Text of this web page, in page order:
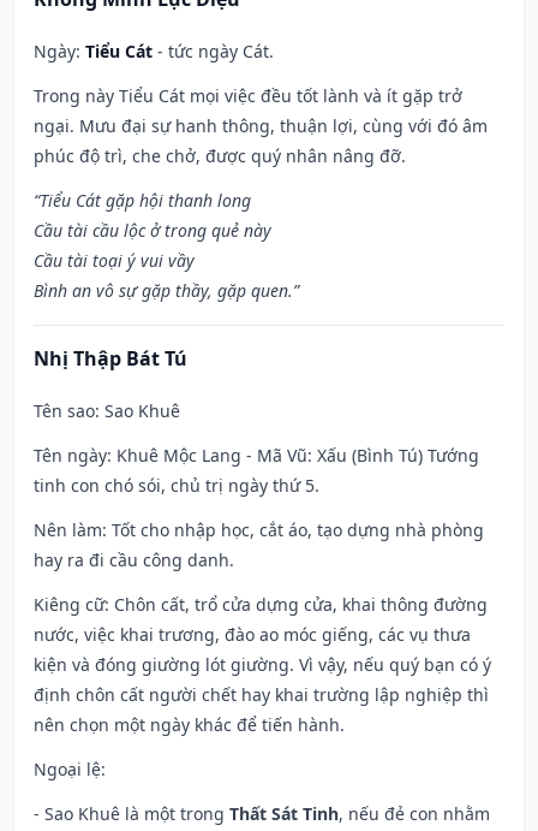
Ngày: Tiểu Cát - tức ngày Cát.
Trong này Tiểu Cát mọi việc đều tốt lành và ít gặp trở
ngại. Mưu đại sự hanh thông, thuận lợi, cùng với đó âm
phúc độ trì, che chở, được quý nhân nâng đỡ.
“Tiểu Cát gặp hội thanh long
Cầu tài cầu lộc ở trong quẻ này
Cầu tài toại ý vui vầy
Bình an vô sự gặp thầy, gặp quen.”
Nhị Thập Bát Tú
Tên sao: Sao Khuê
Tên ngày: Khuê Mộc Lang - Mã Vũ: Xấu (Bình Tú) Tướng
tinh con chó sói, chủ trị ngày thứ 5.
Nên làm: Tốt cho nhập học, cắt áo, tạo dựng nhà phòng
hay ra đi cầu công danh.
Kiêng cữ: Chôn cất, trổ cửa dựng cửa, khai thông đường
nước, việc khai trương, đào ao móc giếng, các vụ thưa
kiện và đóng giường lót giường. Vì vậy, nếu quý bạn có ý
định chôn cất người chết hay khai trường lập nghiệp thì
nên chọn một ngày khác để tiến hành.
Ngoại lệ:
- Sao Khuê là một trong Thất Sát Tinh, nếu đẻ con nhằm